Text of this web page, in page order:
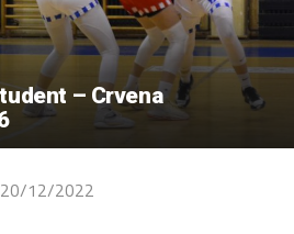
– Crvena
20/12/2022